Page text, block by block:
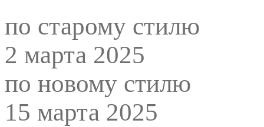
по старому стилю
2 марта 2025
по новому стилю
15 марта 2025